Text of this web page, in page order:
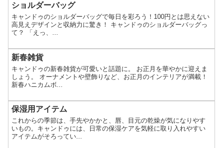
ショルダーバッグ
キャンドゥのショルダーバッグで毎日を彩ろう！100円とは思えない
高見えデザインと収納力に驚き！ キャンドゥのショルダーバッグっ
て？ 「えっ、...
新春雑貨
キャンドゥの新春雑貨が可愛いと話題に。 お正月を華やかに迎えま
しょう。 オーナメントや壁飾りなど、お正月のインテリアが満載！
新春ハニカムボ...
保湿用アイテム
これからの季節は、手先やかかと、唇、目元の乾燥が気になりやす
いもの。キャンドゥには、日常の保湿ケアを気軽に取り入れやすい
アイテムがそろってい...